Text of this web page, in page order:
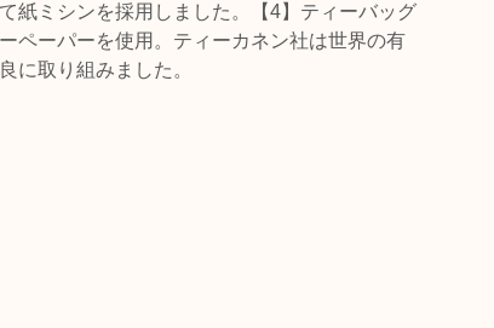
紙ミシンを採用しました。【4】ティーバッグ
ペーパーを使用。ティーカネン社は世界の有
に取り組みました。